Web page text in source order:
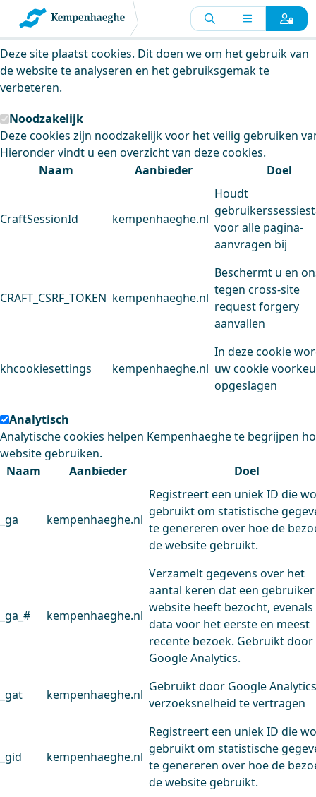
Kempenhaeghe maakt gebruik van
cookies
Deze site plaatst cookies. Dit doen we om het gebruik van
de website te analyseren en het gebruiksgemak te
verbeteren.
Noodzakelijk
Deze cookies zijn noodzakelijk voor het veilig gebruiken
Hieronder vindt u een overzicht van deze cookies.
Naam
Aanbieder Doel
CraftSessionId kempenhaeghe.nl
Houdt
voor alle pagina-
aanvragen bij
CRAFT_CSRF_TOKEN kempenhaeghe.nl
Beschermt u en
tegen cross-site
request forgery
aanvallen
khcookiesettings kempenhaeghe.nl
In deze cookie
uw cookie
opgeslagen
Analytisch
Analytische cookies helpen Kempenhaeghe te begrijpen
website gebruiken.
Naam
Aanbieder Doel
_ga kempenhaeghe.nl
Registreert een uniek ID die
gebruikt om statistische
te genereren over hoe de
de website gebruikt.
_ga_# kempenhaeghe.nl
Verzamelt gegevens over het
aantal keren dat een
website heeft bezocht, evenals
data voor het eerste en meest
recente bezoek. Gebruikt door
Google Analytics.
_gat kempenhaeghe.nl
Gebruikt door Google
verzoeksnelheid te vertragen
_gid kempenhaeghe.nl
Registreert een uniek ID die
gebruikt om statistische
te genereren over hoe de
de website gebruikt.